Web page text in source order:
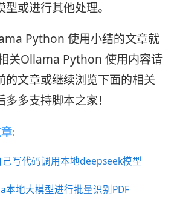
或进行其他处理。
Python 使用小结的文章就
关Ollama Python 使用内容请
的文章或继续浏览下面的相关
多支持脚本之家！
:
写代码调用本地deepseek模型
地大模型进行批量识别PDF